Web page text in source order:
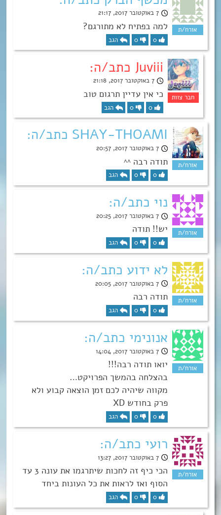
7 באוקטובר 2017, 21:17
למה בפתיח לא מתורגם?
0
0 הגב
Juviii כתב/ה:
7 באוקטובר 2017, 21:18
כי אין עדיין תרגום טוב
0
0 הגב
SHAY-THOAMI כתב/ה:
7 באוקטובר 2017, 20:57
תודה רבה ^^
0
0 הגב
נוי כתב/ה:
7 באוקטובר 2017, 20:25
יש!! תודה
0
0 הגב
לא ידוע כתב/ה:
7 באוקטובר 2017, 20:05
תודה רבה
0
0 הגב
אנונימי כתב/ה:
7 באוקטובר 2017, 14:04
יואו תודה רבה!!!
בהצלחה בהמשך הפרויקט…
מקווה שיהיה לכם זמן הוצאה קבוע ולא
פרק בחודש XD
0
0 הגב
רועי כתב/ה:
7 באוקטובר 2017, 13:27
הכי כיף זה לחכות שיתרגמו את עונה 3 עד
הסוף ואז לראות את כל העונות ביחד
0
0 הגב